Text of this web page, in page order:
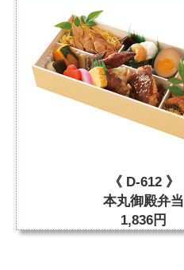
《 D-612 》
本丸御殿弁当
1,836円